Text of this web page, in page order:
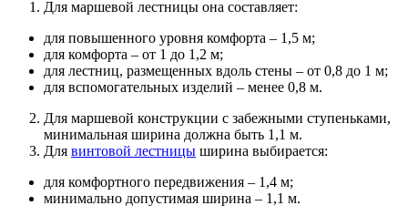
Для маршевой лестницы она составляет:
для повышенного уровня комфорта – 1,5 м;
для комфорта – от 1 до 1,2 м;
для лестниц, размещенных вдоль стены – от 0,8 до 1 м;
для вспомогательных изделий – менее 0,8 м.
Для маршевой конструкции с забежными ступеньками,
минимальная ширина должна быть 1,1 м.
Для винтовой лестницы ширина выбирается:
для комфортного передвижения – 1,4 м;
минимально допустимая ширина – 1,1 м.